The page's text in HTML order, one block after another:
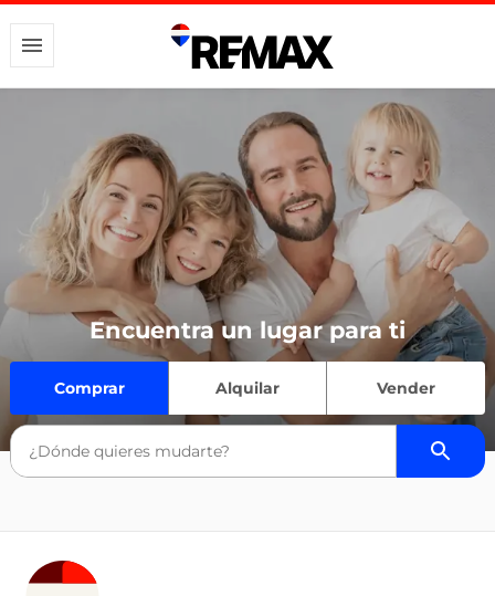
Encuentra un lugar para ti
Comprar Alquilar Vender